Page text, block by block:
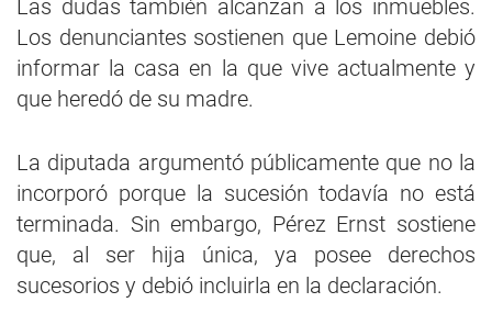
Las dudas también alcanzan a los inmuebles.
Los denunciantes sostienen que Lemoine debió
informar la casa en la que vive actualmente y
que heredó de su madre.
La diputada argumentó públicamente que no la
incorporó porque la sucesión todavía no está
terminada. Sin embargo, Pérez Ernst sostiene
que, al ser hija única, ya posee derechos
sucesorios y debió incluirla en la declaración.